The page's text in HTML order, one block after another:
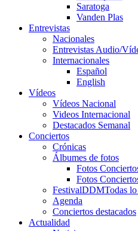
Saratoga
Vanden Plas
Entrevistas
Nacionales
Entrevistas Audio/
Internacionales
Español
English
Vídeos
Vídeos Nacional
Videos Internacional
Destacados Semanal
Conciertos
Crónicas
Álbumes de fotos
Fotos
Fotos
FestivalDDMTodas
Agenda
Conciertos destacados
Actualidad